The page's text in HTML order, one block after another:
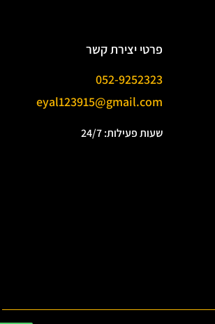
פרטי יצירת קשר
052-9252323
eyal123915@gmail.com
שעות פעילות: 24/7